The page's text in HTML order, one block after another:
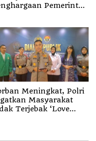
Pemerintah
Meningkat, Polri
Masyarakat
Terjebak ‘Love